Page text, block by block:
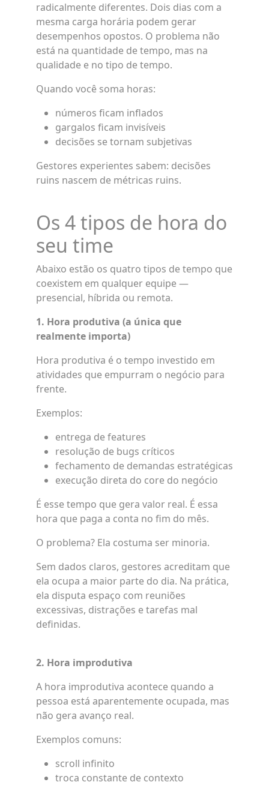
radicalmente diferentes. Dois dias com a
mesma carga horária podem gerar
desempenhos opostos. O problema não
está na quantidade de tempo, mas na
qualidade e no tipo de tempo.
Quando você soma horas:
números ficam inflados
gargalos ficam invisíveis
decisões se tornam subjetivas
Gestores experientes sabem: decisões
ruins nascem de métricas ruins.
Os 4 tipos de hora do
seu time
Abaixo estão os quatro tipos de tempo que
coexistem em qualquer equipe —
presencial, híbrida ou remota.
1. Hora produtiva (a única que
realmente importa)
Hora produtiva é o tempo investido em
atividades que empurram o negócio para
frente.
Exemplos:
entrega de features
resolução de bugs críticos
fechamento de demandas estratégicas
execução direta do core do negócio
É esse tempo que gera valor real. É essa
hora que paga a conta no fim do mês.
O problema? Ela costuma ser minoria.
Sem dados claros, gestores acreditam que
ela ocupa a maior parte do dia. Na prática,
ela disputa espaço com reuniões
excessivas, distrações e tarefas mal
definidas.
2. Hora improdutiva
A hora improdutiva acontece quando a
pessoa está aparentemente ocupada, mas
não gera avanço real.
Exemplos comuns:
scroll infinito
troca constante de contexto